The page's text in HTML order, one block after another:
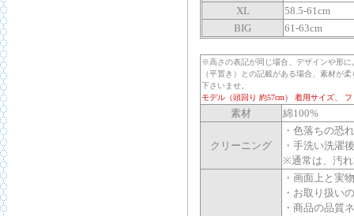
XL
58.5-61cm
BIG
61-63cm
※高さの表記が同じ場合、デザインや形
（平置き）との記載がある場合、素材が
下さいませ。
モデル（頭回り 約57cm） 着用サイズ、
素材 綿100%
クリーニング
・色落ちの恐
・手洗い洗濯
※通常は、汚
・画面上と実
・お取り扱い
・商品の品質